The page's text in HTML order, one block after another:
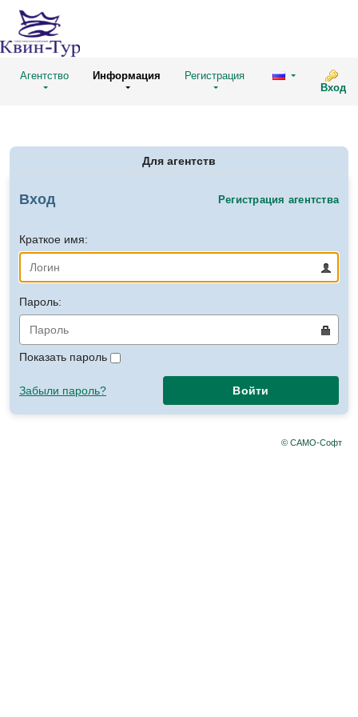
Агентство Информация
Регистрация
Вход
Для агентств
Вход Регистрация агентства
Краткое имя:
Пароль:
Показать пароль
Забыли пароль? Войти
© САМО-Софт